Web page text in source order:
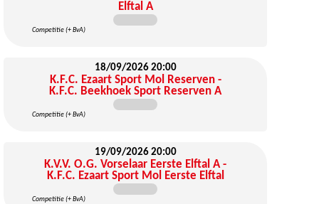
Elftal A
Competitie (+ BvA)
18/09/2026 20:00
K.F.C. Ezaart Sport Mol Reserven -
K.F.C. Beekhoek Sport Reserven A
Competitie (+ BvA)
19/09/2026 20:00
K.V.V. O.G. Vorselaar Eerste Elftal A -
K.F.C. Ezaart Sport Mol Eerste Elftal
Competitie (+ BvA)